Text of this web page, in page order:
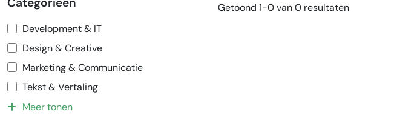
Development & IT
Design & Creative
Marketing & Communicatie
Tekst & Vertaling
Meer tonen
Getoond 1-0 van 0 resultaten